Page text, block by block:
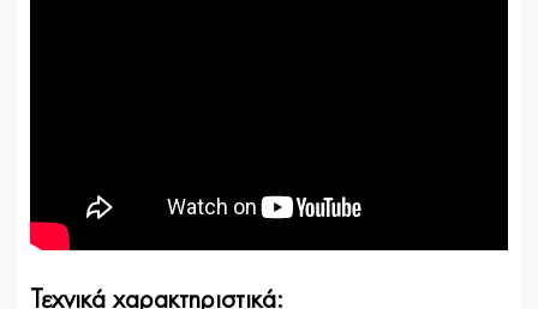
Τεχνικά χαρακτηριστικά: